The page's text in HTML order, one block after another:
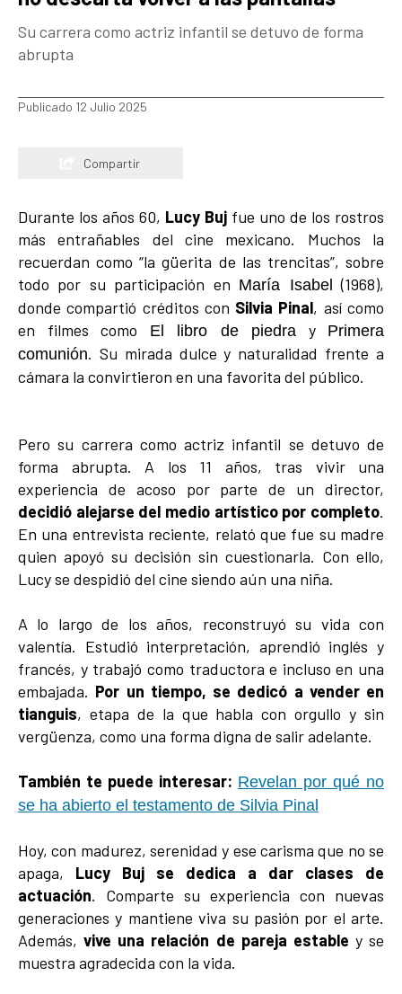
Su carrera como actriz infantil se detuvo de forma
abrupta
Publicado 12 Julio 2025
Compartir
Durante los años 60, Lucy Buj fue uno de los rostros
más entrañables del cine mexicano. Muchos la
recuerdan como “la güerita de las trencitas”, sobre
todo por su participación en María Isabel (1968),
donde compartió créditos con Silvia Pinal, así como
en filmes como
El libro de piedra y Primera
comunión. Su mirada dulce y naturalidad frente a
cámara la convirtieron en una favorita del público.
Pero su carrera como actriz infantil se detuvo de
forma abrupta. A los 11 años, tras vivir una
experiencia de acoso por parte de un director,
decidió alejarse del medio artístico por completo.
En una entrevista reciente, relató que fue su madre
quien apoyó su decisión sin cuestionarla. Con ello,
Lucy se despidió del cine siendo aún una niña.
A lo largo de los años, reconstruyó su vida con
valentía. Estudió interpretación, aprendió inglés y
francés, y trabajó como traductora e incluso en una
embajada. Por un tiempo, se dedicó a vender en
tianguis, etapa de la que habla con orgullo y sin
vergüenza, como una forma digna de salir adelante.
También te puede interesar: Revelan por qué no
se ha abierto el testamento de Silvia Pinal
Hoy, con madurez, serenidad y ese carisma que no se
apaga, Lucy Buj se dedica a dar clases de
actuación. Comparte su experiencia con nuevas
generaciones y mantiene viva su pasión por el arte.
Además,vive una relación de pareja estable y se
muestra agradecida con la vida.